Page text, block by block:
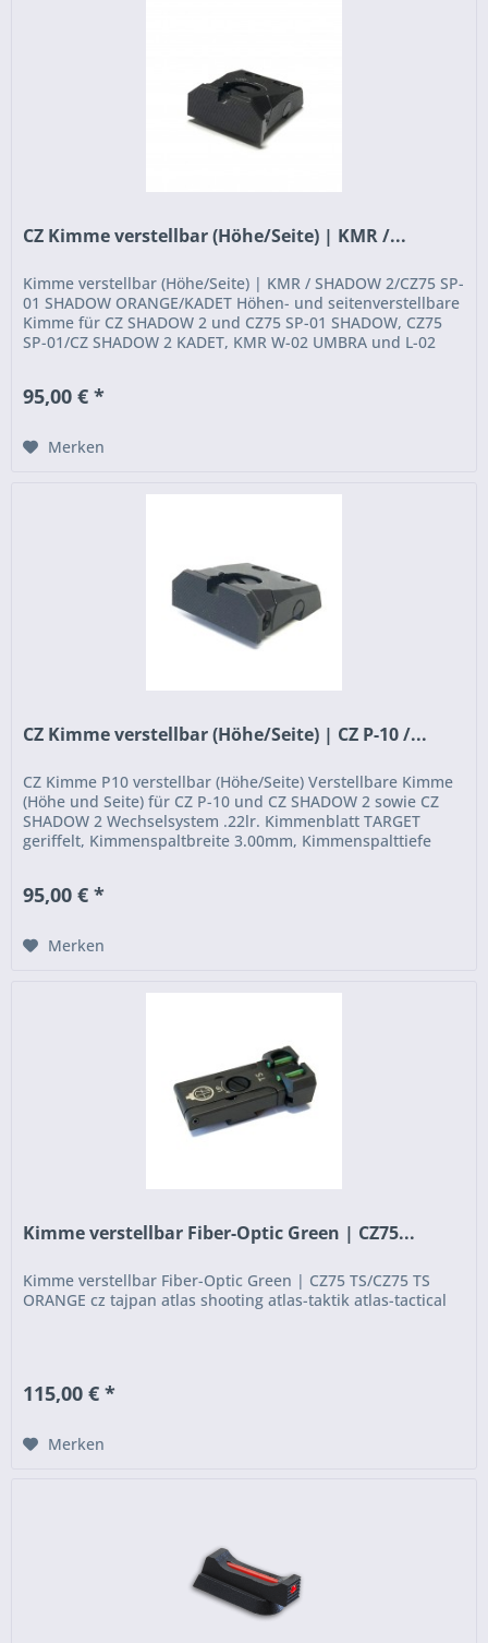
CZ Kimme verstellbar (Höhe/Seite) | KMR /...
Kimme verstellbar (Höhe/Seite) | KMR / SHADOW 2/CZ75 SP-
01 SHADOW ORANGE/KADET Höhen- und seitenverstellbare
Kimme für CZ SHADOW 2 und CZ75 SP-01 SHADOW, CZ75
SP-01/CZ SHADOW 2 KADET, KMR W-02 UMBRA und L-02
95,00 € *
Merken
CZ Kimme verstellbar (Höhe/Seite) | CZ P-10 /...
CZ Kimme P10 verstellbar (Höhe/Seite) Verstellbare Kimme
(Höhe und Seite) für CZ P-10 und CZ SHADOW 2 sowie CZ
SHADOW 2 Wechselsystem .22lr. Kimmenblatt TARGET
geriffelt, Kimmenspaltbreite 3.00mm, Kimmenspalttiefe
95,00 € *
Merken
Kimme verstellbar Fiber-Optic Green | CZ75...
Kimme verstellbar Fiber-Optic Green | CZ75 TS/CZ75 TS
ORANGE cz tajpan atlas shooting atlas-taktik atlas-tactical
115,00 € *
Merken